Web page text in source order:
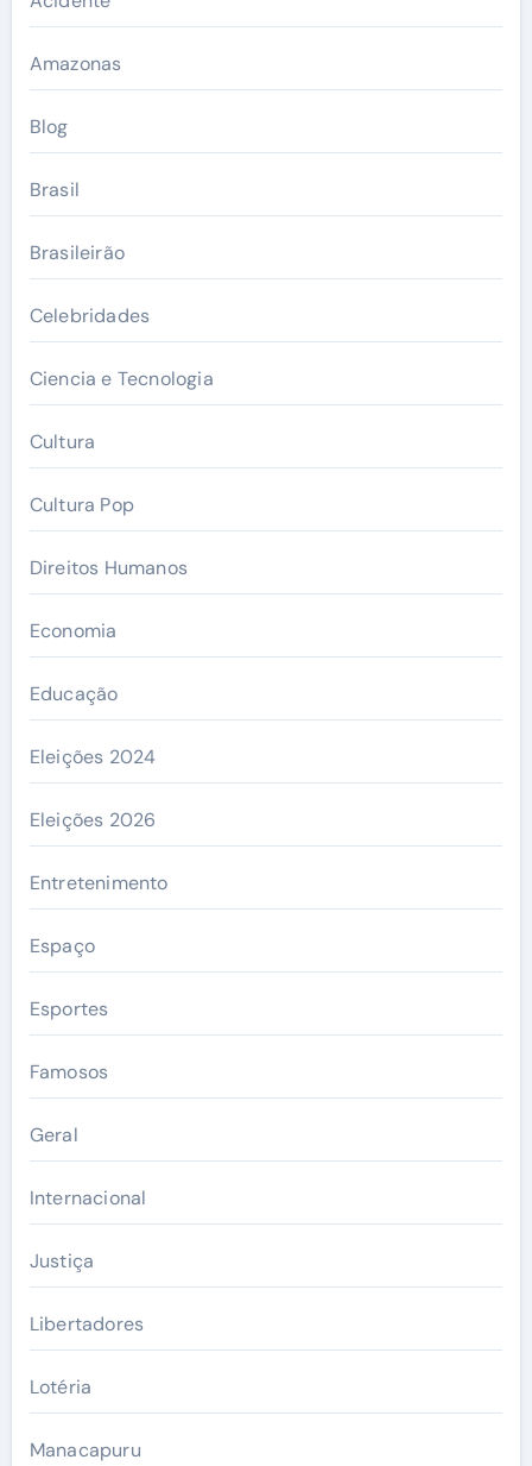
Amazonas
Blog
Brasil
Brasileirão
Celebridades
Ciencia e Tecnologia
Cultura
Cultura Pop
Direitos Humanos
Economia
Educação
Eleições 2024
Eleições 2026
Entretenimento
Espaço
Esportes
Famosos
Geral
Internacional
Justiça
Libertadores
Lotéria
Manacapuru